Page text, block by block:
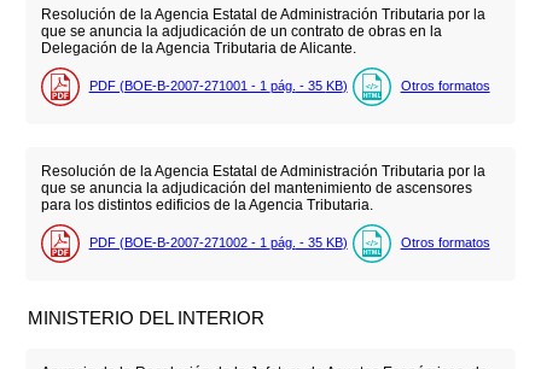
Resolución de la Agencia Estatal de Administración Tributaria por la
que se anuncia la adjudicación de un contrato de obras en la
Delegación de la Agencia Tributaria de Alicante.
PDF (BOE-B-2007-271001 - 1 pág. - 35 KB) Otros formatos
Resolución de la Agencia Estatal de Administración Tributaria por la
que se anuncia la adjudicación del mantenimiento de ascensores
para los distintos edificios de la Agencia Tributaria.
PDF (BOE-B-2007-271002 - 1 pág. - 35 KB) Otros formatos
MINISTERIO DEL INTERIOR